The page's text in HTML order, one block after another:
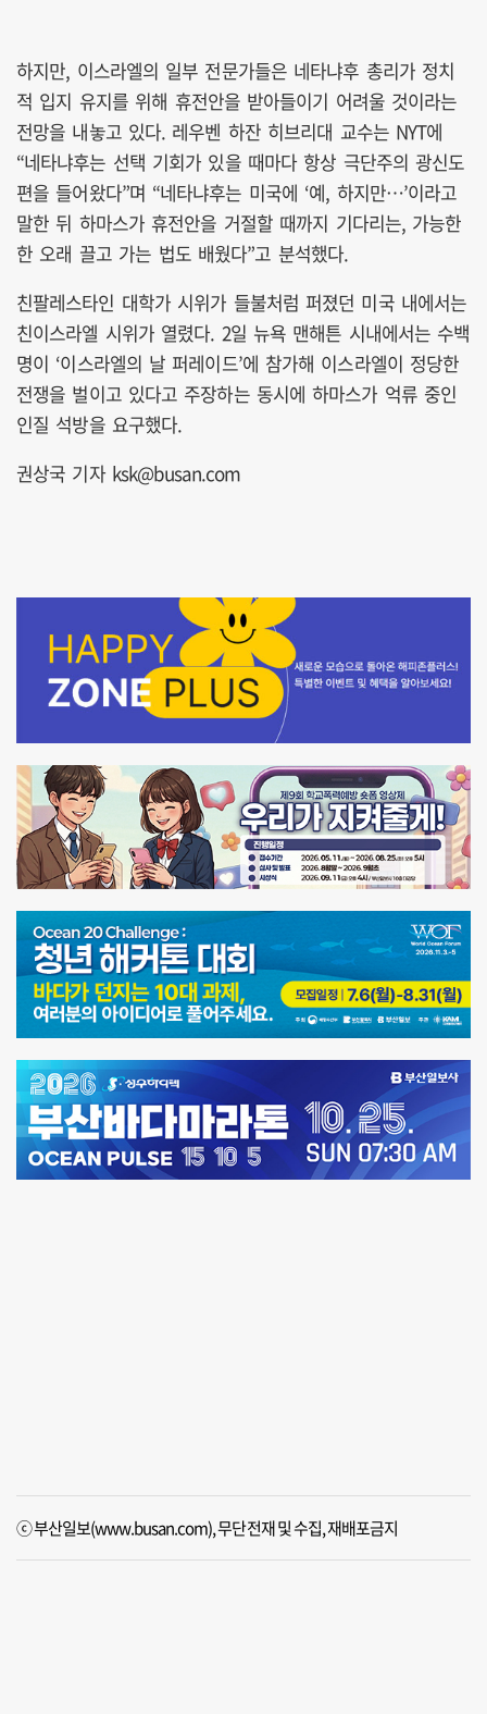
하지만, 이스라엘의 일부 전문가들은 네타냐후 총리가 정치
적 입지 유지를 위해 휴전안을 받아들이기 어려울 것이라는
전망을 내놓고 있다. 레우벤 하잔 히브리대 교수는 NYT에
“네타냐후는 선택 기회가 있을 때마다 항상 극단주의 광신도
편을 들어왔다”며 “네타냐후는 미국에 ‘예, 하지만…’이라고
말한 뒤 하마스가 휴전안을 거절할 때까지 기다리는, 가능한
한 오래 끌고 가는 법도 배웠다”고 분석했다.
친팔레스타인 대학가 시위가 들불처럼 퍼졌던 미국 내에서는
친이스라엘 시위가 열렸다. 2일 뉴욕 맨해튼 시내에서는 수백
명이 ‘이스라엘의 날 퍼레이드’에 참가해 이스라엘이 정당한
전쟁을 벌이고 있다고 주장하는 동시에 하마스가 억류 중인
인질 석방을 요구했다.
권상국 기자 ksk@busan.com
ⓒ 부산일보(www.busan.com), 무단전재 및 수집, 재배포금지